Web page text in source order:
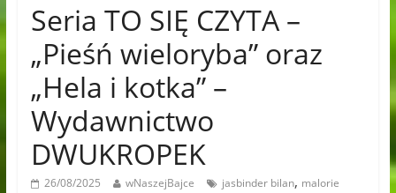
Seria TO SIĘ CZYTA –
„Pieśń wieloryba” oraz
„Hela i kotka” –
Wydawnictwo
DWUKROPEK
26/08/2025 wNaszejBajce jasbinder bilan, malorie